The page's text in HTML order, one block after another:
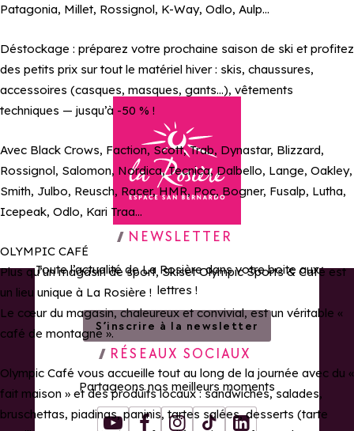
Patagonia, Millet, Rossignol, K-Way, Odlo, Aulp...
Déstockage : préparez votre prochaine saison de ski et profitez
des petits prix sur tout le matériel hiver : skis, chaussures,
accessoires (casques, masques, gants…), vêtements
techniques — jusqu’à -50 % !
Avec Black Crows, Faction, Scott, Trab, Dynastar, Blizzard,
Rossignol, Salomon, Nordica, Tecnica, Dalbello, Lange, Oakley,
Smith, Julbo, Reusch, Racer, HMR, Poc, Bogner, Fusalp, Lutha,
Icepeak, Odlo, Kari Traa...
OLYMPIC CAFÉ
Plus qu’un magasin de sport, Skiset Olympic Sports & Café est
un lieu unique à La Rosière !
Le cœur du magasin, chaleureux et convivial, est un véritable «
café de montagne ».
Olympic Café vous accueille tout au long de la journée avec du «
fait maison » et des produits locaux : sandwiches, salades,
bruschettas, piadinas, paninis, tartes salées, desserts (tarte
Retour à la page d'accueil
NEWSLETTER
Toute l’actualité de La Rosière dans votre boite aux
lettres !
S’inscrire à la newsletter
RÉSEAUX SOCIAUX
Partageons nos meilleurs moments